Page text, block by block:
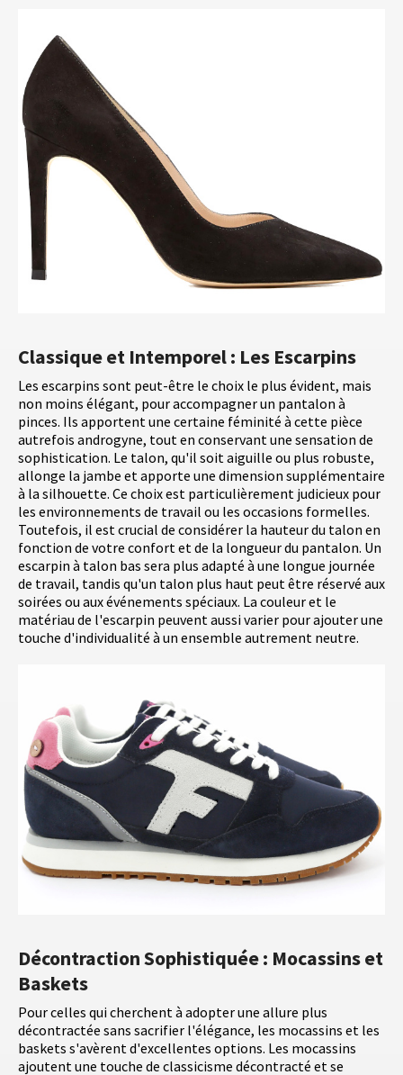
Classique et Intemporel : Les Escarpins
Les escarpins sont peut-être le choix le plus évident, mais
non moins élégant, pour accompagner un pantalon à
pinces. Ils apportent une certaine féminité à cette pièce
autrefois androgyne, tout en conservant une sensation de
sophistication. Le talon, qu'il soit aiguille ou plus robuste,
allonge la jambe et apporte une dimension supplémentaire
à la silhouette. Ce choix est particulièrement judicieux pour
les environnements de travail ou les occasions formelles.
Toutefois, il est crucial de considérer la hauteur du talon en
fonction de votre confort et de la longueur du pantalon. Un
escarpin à talon bas sera plus adapté à une longue journée
de travail, tandis qu'un talon plus haut peut être réservé aux
soirées ou aux événements spéciaux. La couleur et le
matériau de l'escarpin peuvent aussi varier pour ajouter une
touche d'individualité à un ensemble autrement neutre.
Décontraction Sophistiquée : Mocassins et
Baskets
Pour celles qui cherchent à adopter une allure plus
décontractée sans sacrifier l'élégance, les mocassins et les
baskets s'avèrent d'excellentes options. Les mocassins
ajoutent une touche de classicisme décontracté et se